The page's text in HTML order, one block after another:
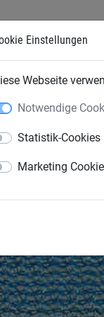
Einstellungen
Webseite
Notwendige
Statistik-Cookies
Marketing
SPORTNETZE